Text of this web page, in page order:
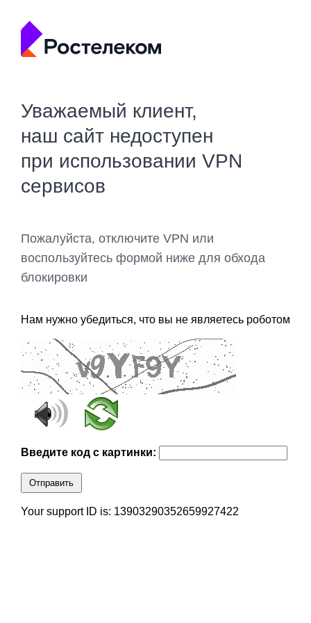
Уважаемый клиент,
наш сайт недоступен
при использовании VPN
сервисов
Пожалуйста, отключите VPN или
воспользуйтесь формой ниже для обхода
блокировки
Нам нужно убедиться, что вы не являетесь роботом
Введите код с картинки:
Отправить
Your support ID is: 13903290352659927422